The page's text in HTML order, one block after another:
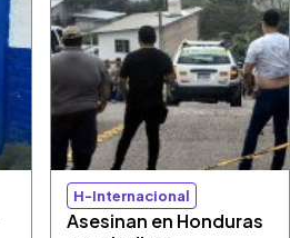
H-Internacional
Asesinan en Honduras